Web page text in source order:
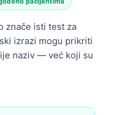
znače isti test za
izrazi mogu prikriti
naziv — već koji su